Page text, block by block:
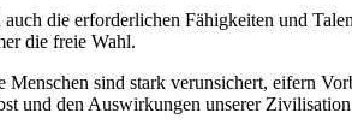
die erforderlichen Fähigkeiten und
die freie Wahl.
sind stark verunsichert, eifern
und den Auswirkungen unserer